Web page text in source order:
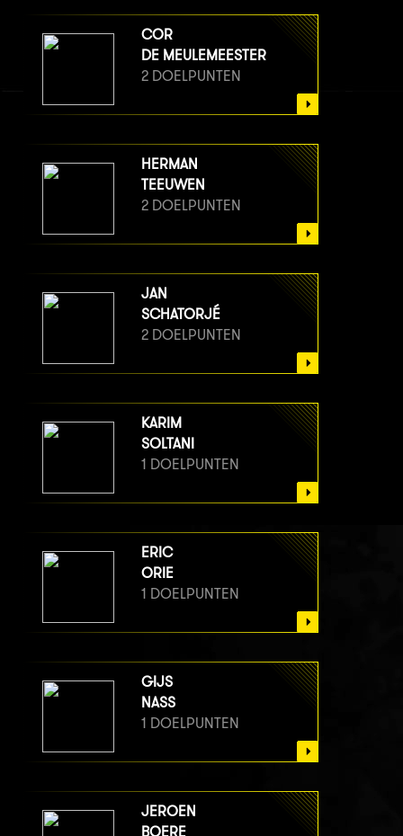
COR
DE MEULEMEESTER
2 DOELPUNTEN
HERMAN
TEEUWEN
2 DOELPUNTEN
JAN
SCHATORJÉ
2 DOELPUNTEN
KARIM
SOLTANI
1 DOELPUNTEN
ERIC
ORIE
1 DOELPUNTEN
GIJS
NASS
1 DOELPUNTEN
JEROEN
BOERE